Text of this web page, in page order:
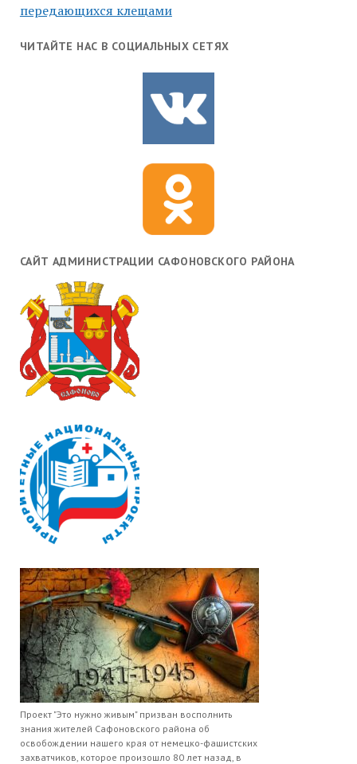
передающихся клещами
ЧИТАЙТЕ НАС В СОЦИАЛЬНЫХ СЕТЯХ
САЙТ АДМИНИСТРАЦИИ САФОНОВСКОГО РАЙОНА
Проект "Это нужно живым" призван восполнить
знания жителей Сафоновского района об
освобождении нашего края от немецко-фашистских
захватчиков, которое произошло 80 лет назад, в